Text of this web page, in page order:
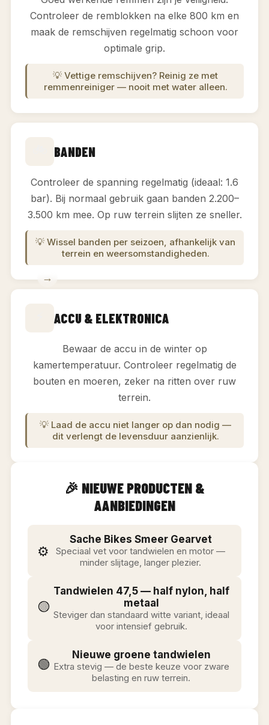
Controleer de remblokken na elke 800 km en
maak de remschijven regelmatig schoon voor
optimale grip.
💡 Vettige remschijven? Reinig ze met
remmenreiniger — nooit met water alleen.
BANDEN
Controleer de spanning regelmatig (ideaal: 1.6
bar). Bij normaal gebruik gaan banden 2.200–
3.500 km mee. Op ruw terrein slijten ze sneller.
💡 Wissel banden per seizoen, afhankelijk van
terrein en weersomstandigheden.
ACCU & ELEKTRONICA
Bewaar de accu in de winter op
kamertemperatuur. Controleer regelmatig de
bouten en moeren, zeker na ritten over ruw
terrein.
💡 Laad de accu niet langer op dan nodig —
dit verlengt de levensduur aanzienlijk.
🎉 NIEUWE PRODUCTEN &
AANBIEDINGEN
⚙️
Sache Bikes Smeer Gearvet
Speciaal vet voor tandwielen en motor —
minder slijtage, langer plezier.
→
🟡
Tandwielen 47,5 — half nylon, half
metaal
Steviger dan standaard witte variant, ideaal
voor intensief gebruik.
🟢 Nieuwe groene tandwielen
Extra stevig — de beste keuze voor zware
belasting en ruw terrein.